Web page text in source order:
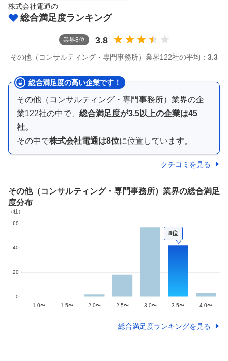
株式会社電通の
総合満足度ランキング
業界8位 3.8
その他（コンサルティング・専門事務所） 業界122社の平均： 3.3
総合満足度の高い企業です！
その他（コンサルティング・専門事務所）業界の企
業122社の中で、 総合満足度が3.5以上の企業は45
社。
その中で株式会社電通は8位に位置しています。
クチコミを見る
その他（コンサルティング・専門事務所）業界の総合満足
度分布
8位
総合満足度ランキングを見る